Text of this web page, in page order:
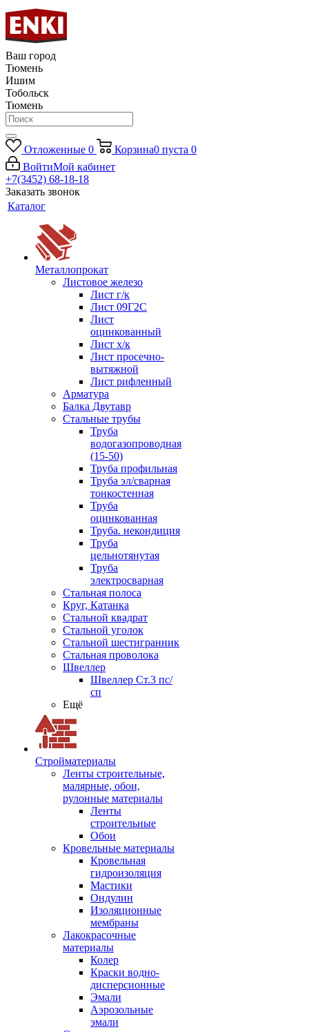
Ваш город
Тюмень
Ишим
Тобольск
Тюмень
Отложенные 0 Корзина0 пуста 0
ВойтиМой кабинет
+7(3452) 68-18-18
Заказать звонок
Каталог
Металлопрокат
Листовое железо
Лист г/к
Лист 09Г2С
Лист
оцинкованный
Лист х/к
Лист просечно-
вытяжной
Лист рифленный
Арматура
Балка Двутавр
Стальные трубы
Труба
водогазопроводная
(15-50)
Труба профильная
Труба эл/сварная
тонкостенная
Труба
оцинкованная
Труба. некондиция
Труба
цельнотянутая
Труба
электросварная
Стальная полоса
Круг, Катанка
Стальной квадрат
Стальной уголок
Стальной шестигранник
Стальная проволока
Швеллер
Швеллер Ст.3 пс/
сп
Ещё
Стройматериалы
Ленты строительные,
малярные, обои,
рулонные материалы
Ленты
строительные
Обои
Кровельные материалы
Кровельная
гидроизоляция
Мастики
Ондулин
Изоляционные
мембраны
Лакокрасочные
материалы
Колер
Краски водно-
дисперсионные
Эмали
Аэрозольные
эмали